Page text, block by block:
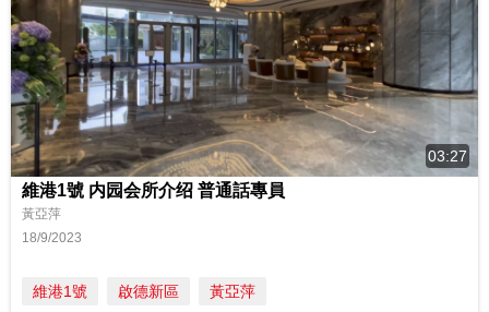
03:27
維港1號 内园会所介绍 普通話專員
黃亞萍
18/9/2023
維港1號 啟德新區 黃亞萍